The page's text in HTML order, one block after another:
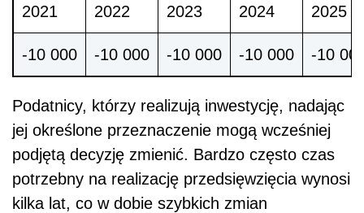
2021 2022 2023 2024 2025
-10 000 -10 000 -10 000 -10 000 -10
Podatnicy, którzy realizują inwestycję, nadając
jej określone przeznaczenie mogą wcześniej
podjętą decyzję zmienić. Bardzo często czas
potrzebny na realizację przedsięwzięcia wynosi
kilka lat, co w dobie szybkich zmian